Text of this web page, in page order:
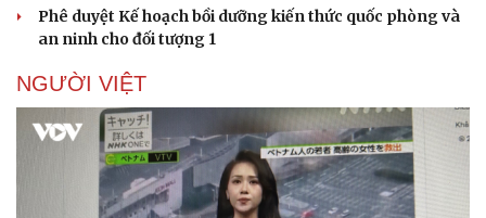
Phê duyệt Kế hoạch bồi dưỡng kiến thức quốc phòng và
an ninh cho đối tượng 1
NGƯỜI VIỆT